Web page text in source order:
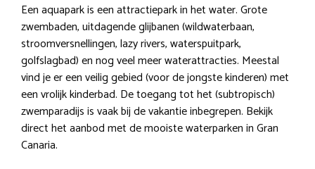
Een aquapark is een attractiepark in het water. Grote
zwembaden, uitdagende glijbanen (wildwaterbaan,
stroomversnellingen, lazy rivers, waterspuitpark,
golfslagbad) en nog veel meer waterattracties. Meestal
vind je er een veilig gebied (voor de jongste kinderen) met
een vrolijk kinderbad. De toegang tot het (subtropisch)
zwemparadijs is vaak bij de vakantie inbegrepen. Bekijk
direct het aanbod met de mooiste waterparken in Gran
Canaria.